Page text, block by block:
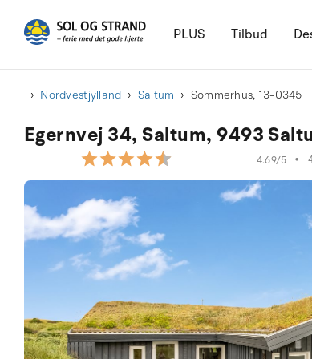
PLUS Tilbud
Nordvestjylland Saltum Sommerhus, 13-0345
Egernvej 34, Saltum, 9493
4.69/5 •